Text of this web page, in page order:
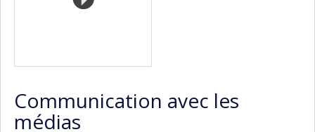
Communication avec les
médias